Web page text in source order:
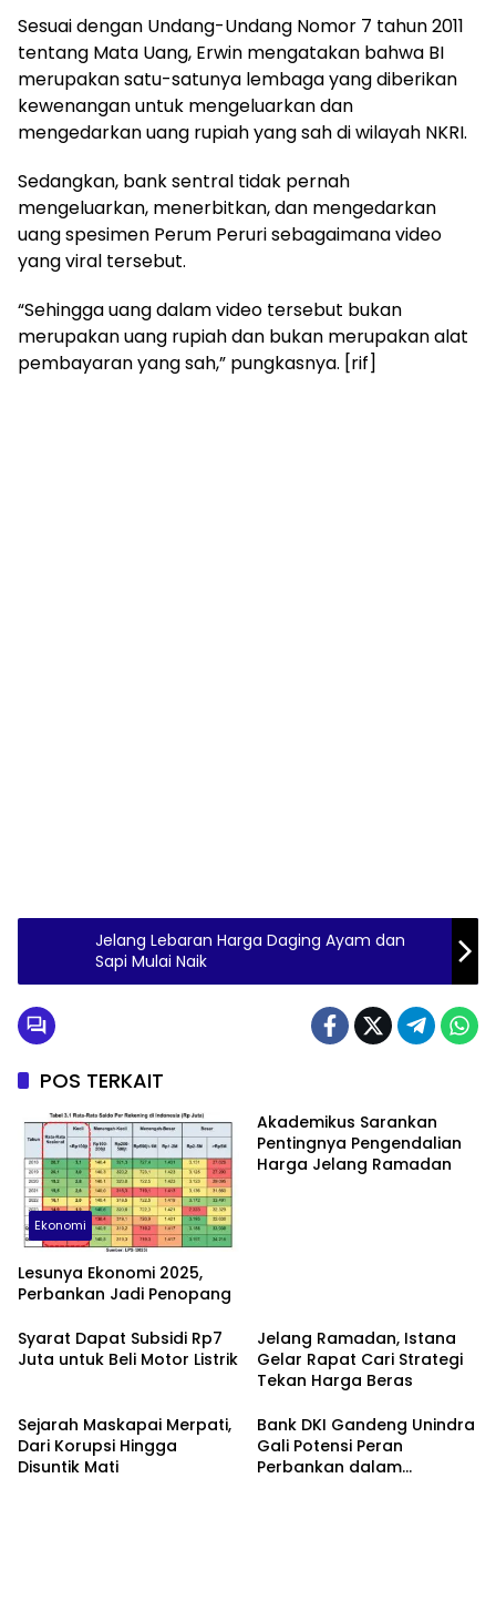
Sesuai dengan Undang-Undang Nomor 7 tahun 2011
tentang Mata Uang, Erwin mengatakan bahwa BI
merupakan satu-satunya lembaga yang diberikan
kewenangan untuk mengeluarkan dan
mengedarkan uang rupiah yang sah di wilayah NKRI.
Sedangkan, bank sentral tidak pernah
mengeluarkan, menerbitkan, dan mengedarkan
uang spesimen Perum Peruri sebagaimana video
yang viral tersebut.
“Sehingga uang dalam video tersebut bukan
merupakan uang rupiah dan bukan merupakan alat
pembayaran yang sah,” pungkasnya. [rif]
Jelang Lebaran Harga Daging Ayam dan
Sapi Mulai Naik
POS TERKAIT
Ekonomi
Lesunya Ekonomi 2025,
Perbankan Jadi Penopang
Akademikus Sarankan
Pentingnya Pengendalian
Harga Jelang Ramadan
Syarat Dapat Subsidi Rp7
Juta untuk Beli Motor Listrik
Jelang Ramadan, Istana
Gelar Rapat Cari Strategi
Tekan Harga Beras
Sejarah Maskapai Merpati,
Dari Korupsi Hingga
Disuntik Mati
Bank DKI Gandeng Unindra
Gali Potensi Peran
Perbankan dalam